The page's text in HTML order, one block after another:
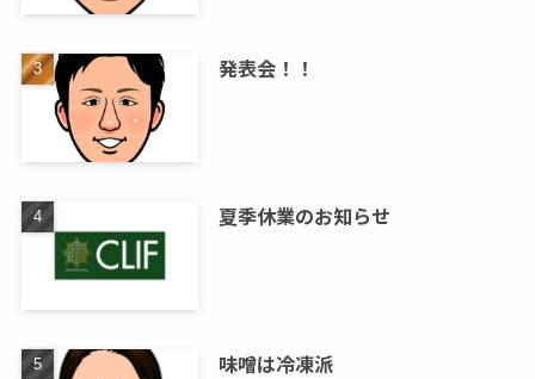
発表会！！
夏季休業のお知らせ
味噌は冷凍派